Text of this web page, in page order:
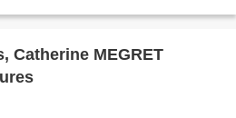
Catherine MEGRET